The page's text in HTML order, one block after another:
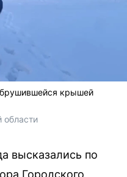
крышей
области
высказались по
Городского